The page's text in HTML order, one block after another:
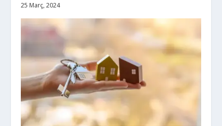
25 Març, 2024